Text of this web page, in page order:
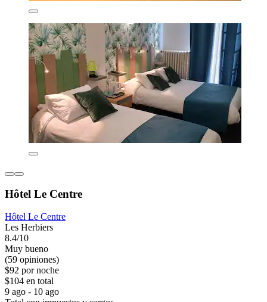
Hôtel Le Centre
Hôtel Le Centre
Les Herbiers
8.4/10
Muy bueno
(59 opiniones)
$92 por noche
$104 en total
9 ago - 10 ago